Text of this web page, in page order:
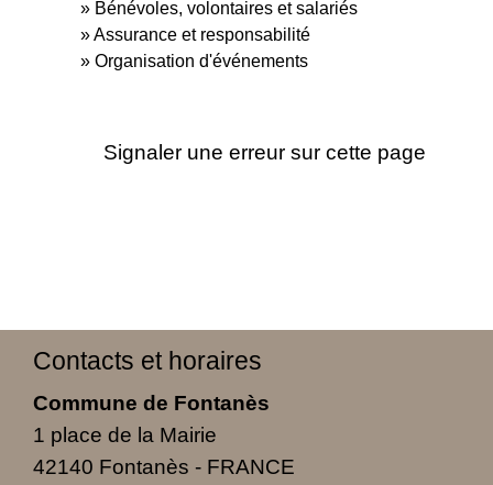
Bénévoles, volontaires et salariés
Assurance et responsabilité
Organisation d'événements
Signaler une erreur sur cette page
Contacts et horaires
Commune de Fontanès
1 place de la Mairie
42140 Fontanès - FRANCE